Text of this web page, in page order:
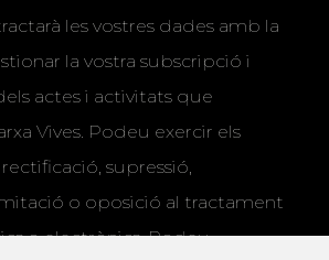
les vostres dades amb la
la vostra subscripció i
actes i activitats que
Vives. Podeu exercir els
supressió,
o oposició al tractament
o electrònics. Podeu